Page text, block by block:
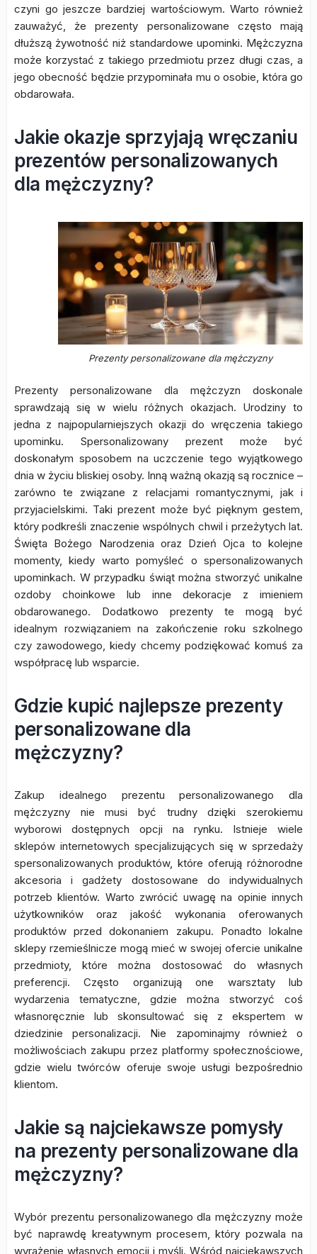
czyni go jeszcze bardziej wartościowym. Warto również
zauważyć, że prezenty personalizowane często mają
dłuższą żywotność niż standardowe upominki. Mężczyzna
może korzystać z takiego przedmiotu przez długi czas, a
jego obecność będzie przypominała mu o osobie, która go
obdarowała.
Jakie okazje sprzyjają wręczaniu
prezentów personalizowanych
dla mężczyzny?
Prezenty personalizowane dla mężczyzny
Prezenty personalizowane dla mężczyzn doskonale
sprawdzają się w wielu różnych okazjach. Urodziny to
jedna z najpopularniejszych okazji do wręczenia takiego
upominku. Spersonalizowany prezent może być
doskonałym sposobem na uczczenie tego wyjątkowego
dnia w życiu bliskiej osoby. Inną ważną okazją są rocznice –
zarówno te związane z relacjami romantycznymi, jak i
przyjacielskimi. Taki prezent może być pięknym gestem,
który podkreśli znaczenie wspólnych chwil i przeżytych lat.
Święta Bożego Narodzenia oraz Dzień Ojca to kolejne
momenty, kiedy warto pomyśleć o spersonalizowanych
upominkach. W przypadku świąt można stworzyć unikalne
ozdoby choinkowe lub inne dekoracje z imieniem
obdarowanego. Dodatkowo prezenty te mogą być
idealnym rozwiązaniem na zakończenie roku szkolnego
czy zawodowego, kiedy chcemy podziękować komuś za
współpracę lub wsparcie.
Gdzie kupić najlepsze prezenty
personalizowane dla
mężczyzny?
Zakup idealnego prezentu personalizowanego dla
mężczyzny nie musi być trudny dzięki szerokiemu
wyborowi dostępnych opcji na rynku. Istnieje wiele
sklepów internetowych specjalizujących się w sprzedaży
spersonalizowanych produktów, które oferują różnorodne
akcesoria i gadżety dostosowane do indywidualnych
potrzeb klientów. Warto zwrócić uwagę na opinie innych
użytkowników oraz jakość wykonania oferowanych
produktów przed dokonaniem zakupu. Ponadto lokalne
sklepy rzemieślnicze mogą mieć w swojej ofercie unikalne
przedmioty, które można dostosować do własnych
preferencji. Często organizują one warsztaty lub
wydarzenia tematyczne, gdzie można stworzyć coś
własnoręcznie lub skonsultować się z ekspertem w
dziedzinie personalizacji. Nie zapominajmy również o
możliwościach zakupu przez platformy społecznościowe,
gdzie wielu twórców oferuje swoje usługi bezpośrednio
klientom.
Jakie są najciekawsze pomysły
na prezenty personalizowane dla
mężczyzny?
Wybór prezentu personalizowanego dla mężczyzny może
być naprawdę kreatywnym procesem, który pozwala na
wyrażenie własnych emocji i myśli. Wśród najciekawszych